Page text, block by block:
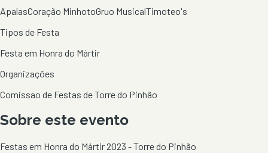
ApalasCoração MinhotoGruo MusicalTimoteo's
Tipos de Festa
Festa em Honra do Mártir
Organizações
Comissao de Festas de Torre do Pinhão
Sobre este evento
Festas em Honra do Mártir 2023 - Torre do Pinhão